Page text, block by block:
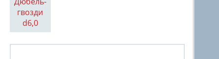
гвозди
d6,0